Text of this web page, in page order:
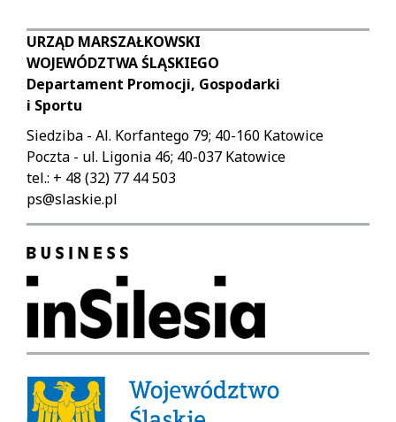
URZĄD MARSZAŁKOWSKI
WOJEWÓDZTWA ŚLĄSKIEGO
Departament Promocji, Gospodarki
i Sportu
Siedziba - Al. Korfantego 79; 40-160 Katowice
Poczta - ul. Ligonia 46; 40-037 Katowice
tel.: + 48 (32) 77 44 503
ps@slaskie.pl